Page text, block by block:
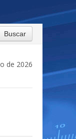
Buscar
de 2026